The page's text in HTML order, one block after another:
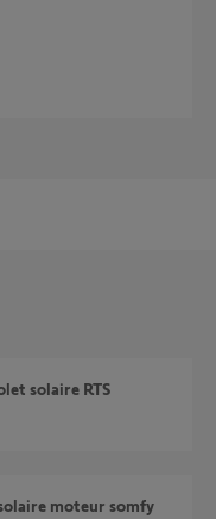
solaire RTS
moteur somfy